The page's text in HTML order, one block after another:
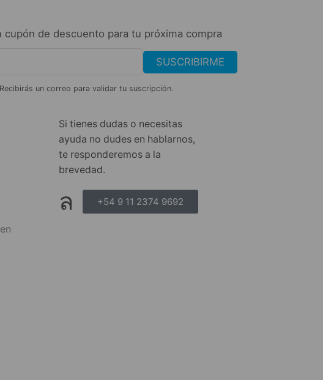
cupón de descuento para tu próxima compra
SUSCRIBIRME
Recibirás un correo para validar tu suscripción.
Si tienes dudas o necesitas
ayuda no dudes en hablarnos,
te responderemos a la
brevedad.
+54 9 11 2374 9692